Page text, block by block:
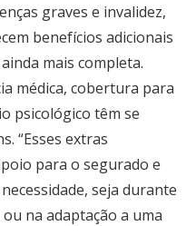
graves e invalidez,
benefícios adicionais
mais completa.
médica, cobertura para
psicológico têm se
“Esses extras
para o segurado e
seja durante
na adaptação a uma